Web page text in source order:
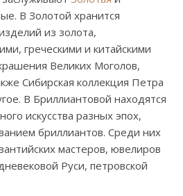
В Золотой хранится
из золота,
греческими и китайскими
Великих Моголов,
Сибирская коллекция Петра
В Бриллиантовой находятся
искусства разных эпох,
бриллиантов. Среди них
мастеров, ювелиров
Руси, петровской